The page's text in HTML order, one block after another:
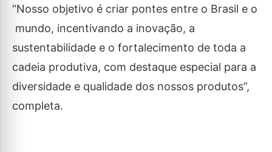
“Nosso objetivo é criar pontes entre o Brasil e o
mundo, incentivando a inovação, a
sustentabilidade e o fortalecimento de toda a
cadeia produtiva, com destaque especial para a
diversidade e qualidade dos nossos produtos”,
completa.